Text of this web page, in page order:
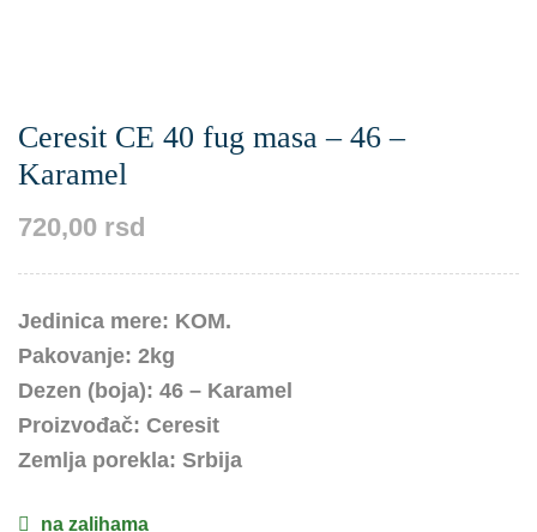
Ceresit CE 40 fug masa – 46 –
Karamel
720,00 rsd
Jedinica mere: KOM.
Pakovanje: 2kg
Dezen (boja): 46 – Karamel
Proizvođač: Ceresit
Zemlja porekla: Srbija
na zalihama